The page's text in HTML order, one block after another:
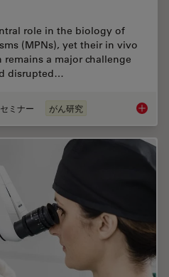
role in the biology of
(MPNs), yet their in vivo
a major challenge
disrupted…
ミナー がん研究 Spatial